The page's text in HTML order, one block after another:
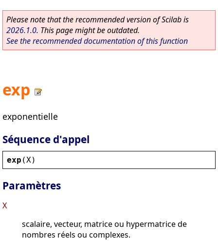
Please note that the recommended version of Scilab is
2026.1.0. This page might be outdated.
See the recommended documentation of this function
exp
exponentielle
Séquence d'appel
exp ( X )
Paramètres
X
scalaire, vecteur, matrice ou hypermatrice de
nombres réels ou complexes.